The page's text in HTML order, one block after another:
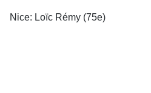
Nice: Loïc Rémy (75e)